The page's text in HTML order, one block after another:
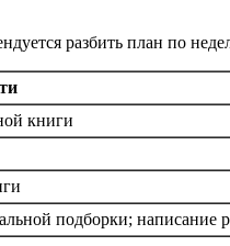
разбить план по
книги
подборки; написание